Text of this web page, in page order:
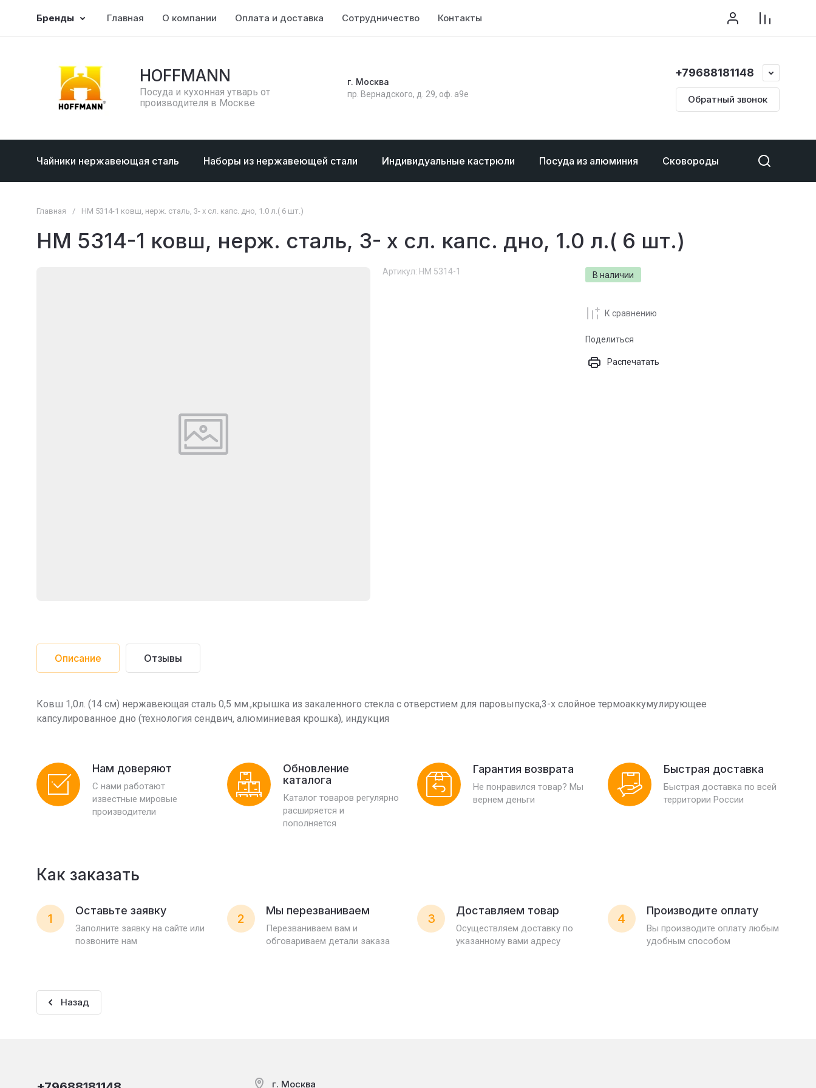
Бренды Главная О компании Оплата и доставка Сотрудничество Контакты
HOFFMANN
Посуда и кухонная утварь от
производителя в Москве
г. Москва
пр. Вернадского, д. 29, оф. а9е
+79688181148
Обратный звонок
Чайники нержавеющая сталь Наборы из нержавеющей стали Индивидуальные кастрюли Посуда из алюминия Сковороды Ковши
Главная / НМ 5314-1 ковш, нерж. сталь, 3- х сл. капс. дно, 1.0 л.( 6 шт.)
НМ 5314-1 ковш, нерж. сталь, 3- х сл. капс. дно, 1.0 л.( 6 шт.)
Артикул: НМ 5314-1 В наличии
К сравнению
Поделиться
Распечатать
Описание Отзывы
Ковш 1,0л. (14 см) нержавеющая сталь 0,5 мм.,крышка из закаленного стекла с отверстием для паровыпуска,3-х слойное термоаккумулирующее
капсулированное дно (технология сендвич, алюминиевая крошка), индукция
Нам доверяют
С нами работают
известные мировые
производители
Обновление
каталога
Каталог товаров регулярно
расширяется и
пополняется
Гарантия возврата
Не понравился товар? Мы
вернем деньги
Быстрая доставка
Быстрая доставка по всей
территории России
Как заказать
1
Оставьте заявку
Заполните заявку на сайте или
позвоните нам
2
Мы перезваниваем
Перезваниваем вам и
обговариваем детали заказа
3
Доставляем товар
Осуществляем доставку по
указанному вами адресу
4
Производите оплату
Вы производите оплату любым
удобным способом
Назад
г. Москва